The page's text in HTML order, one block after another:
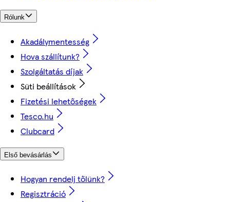
Rólunk
Akadálymentesség
Hova szállítunk?
Szolgáltatás díjak
Süti beállítások
Fizetési lehetőségek
Tesco.hu
Clubcard
Első bevásárlás
Hogyan rendelj tőlünk?
Regisztráció